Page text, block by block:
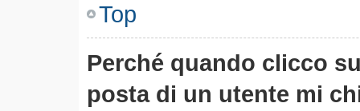
Top
Perché quando clicco
posta di un utente mi